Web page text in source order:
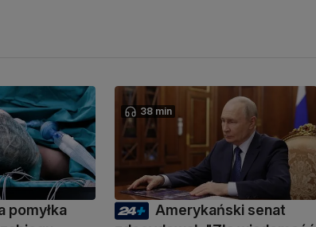
pomyłka
38 min
Amerykański senat